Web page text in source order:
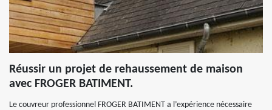
Réussir un projet de rehaussement de maison
avec FROGER BATIMENT.
Le couvreur professionnel FROGER BATIMENT a l’expérience nécessaire